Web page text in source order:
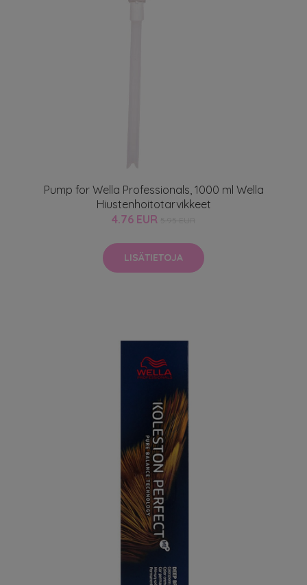
Pump for Wella Professionals, 1000 ml Wella
Hiustenhoitotarvikkeet
4.76 EUR
LISÄTIETOJA